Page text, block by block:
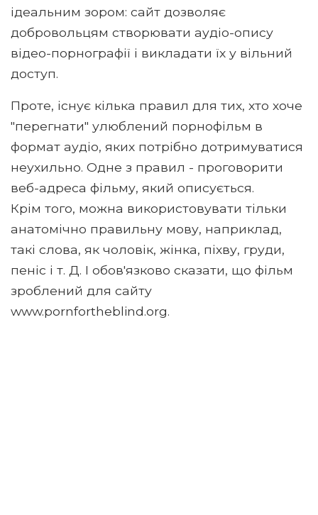
ідеальним зором: сайт дозволяє
добровольцям створювати аудіо-опису
відео-порнографії і викладати їх у вільний
доступ.
Проте, існує кілька правил для тих, хто хоче
"перегнати" улюблений порнофільм в
формат аудіо, яких потрібно дотримуватися
неухильно. Одне з правил - проговорити
веб-адреса фільму, який описується.
Крім того, можна використовувати тільки
анатомічно правильну мову, наприклад,
такі слова, як чоловік, жінка, піхву, груди,
пеніс і т. Д. І обов'язково сказати, що фільм
зроблений для сайту
www.pornfortheblind.org.